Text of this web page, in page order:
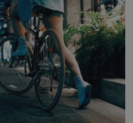
FF UK řekla, že je
vykopaných předmětů.
není moc času na
Necháváme si na to tedy